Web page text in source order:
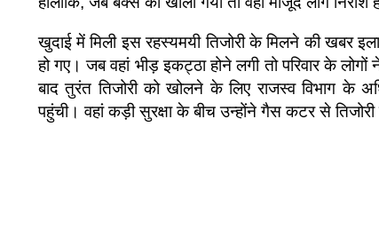
खुदाई में मिली इस रहस्यमयी तिजोरी के मिलने की खबर
हो गए। जब वहां भीड़ इकट्ठा होने लगी तो परिवार के
बाद तुरंत तिजोरी को खोलने के लिए राजस्व विभाग के
पहुंची। वहां कड़ी सुरक्षा के बीच उन्होंने गैस कटर से तिजोरी